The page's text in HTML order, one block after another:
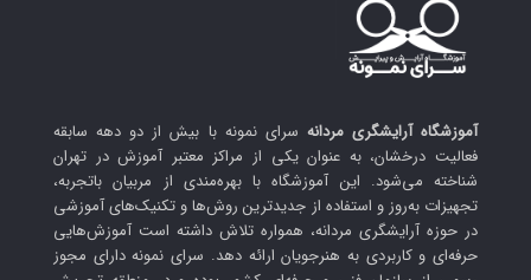
آموزشگاه آرایشگری مردانه سرای نمونه با بیش از دو دهه سابقه
فعالیت درخشان، به عنوان یکی از مراکز معتبر آموزش در تهران
شناخته می‌شود. این آموزشگاه با بهره‌مندی از مربیان باتجربه،
تجهیزات به‌روز و استفاده از جدیدترین روش‌ها و تکنیک‌های آموزشی
در حوزه آرایشگری مردانه، همواره تلاش داشته است آموزش‌هایی
حرفه‌ای و کاربردی به هنرجویان ارائه دهد. سرای نمونه دارای مجوز